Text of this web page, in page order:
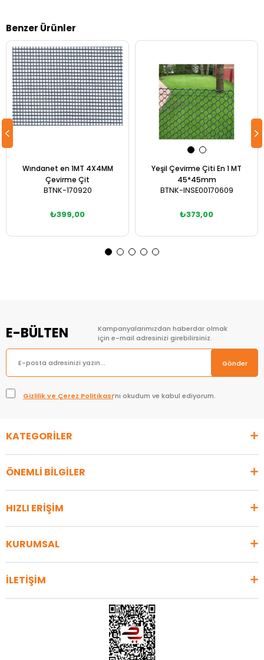
Benzer Ürünler
Wındanet en 1MT 4X4MM
Çevirme Çit
BTNK-170920
₺399,00
Yeşil Çevirme Çiti En 1 MT
45*45mm
BTNK-INSE00170609
₺373,00
E-BÜLTEN
Kampanyalarımızdan haberdar olmak
için e-mail adresinizi girebilirsiniz.
Gönder
Gizlilik ve Çerez Politikası’nı okudum ve kabul ediyorum.
KATEGORİLER
ÖNEMLİ BİLGİLER
HIZLI ERİŞİM
KURUMSAL
İLETİŞİM